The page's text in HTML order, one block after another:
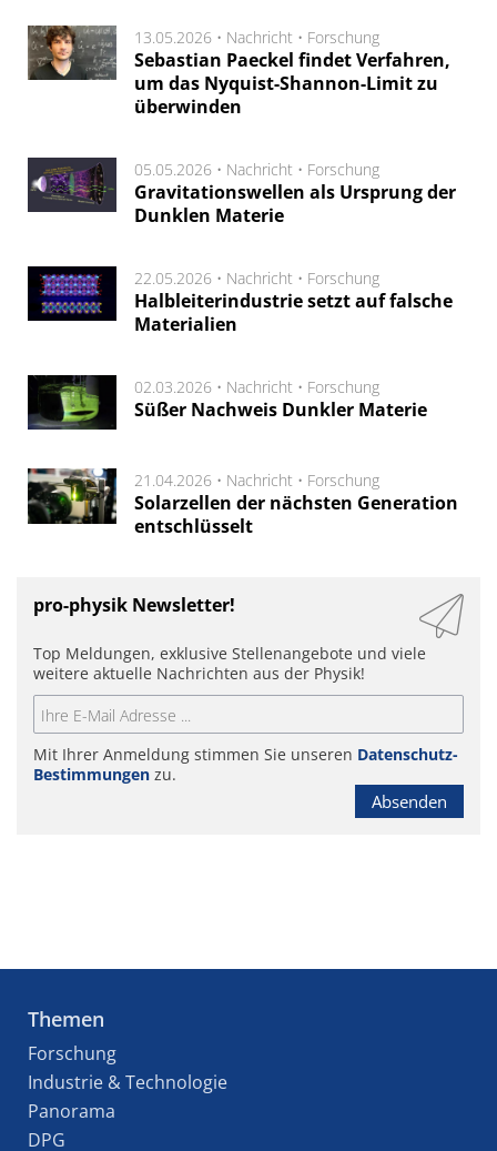
13.05.2026 • Nachricht • Forschung
Sebastian Paeckel findet Verfahren,
um das Nyquist-Shannon-Limit zu
überwinden
05.05.2026 • Nachricht • Forschung
Gravitationswellen als Ursprung der
Dunklen Materie
22.05.2026 • Nachricht • Forschung
Halbleiterindustrie setzt auf falsche
Materialien
02.03.2026 • Nachricht • Forschung
Süßer Nachweis Dunkler Materie
21.04.2026 • Nachricht • Forschung
Solarzellen der nächsten Generation
entschlüsselt
pro-physik Newsletter!
Top Meldungen, exklusive Stellenangebote und viele
weitere aktuelle Nachrichten aus der Physik!
Mit Ihrer Anmeldung stimmen Sie unseren Datenschutz-
Bestimmungen zu.
Absenden
Themen
Forschung
Industrie & Technologie
Panorama
DPG